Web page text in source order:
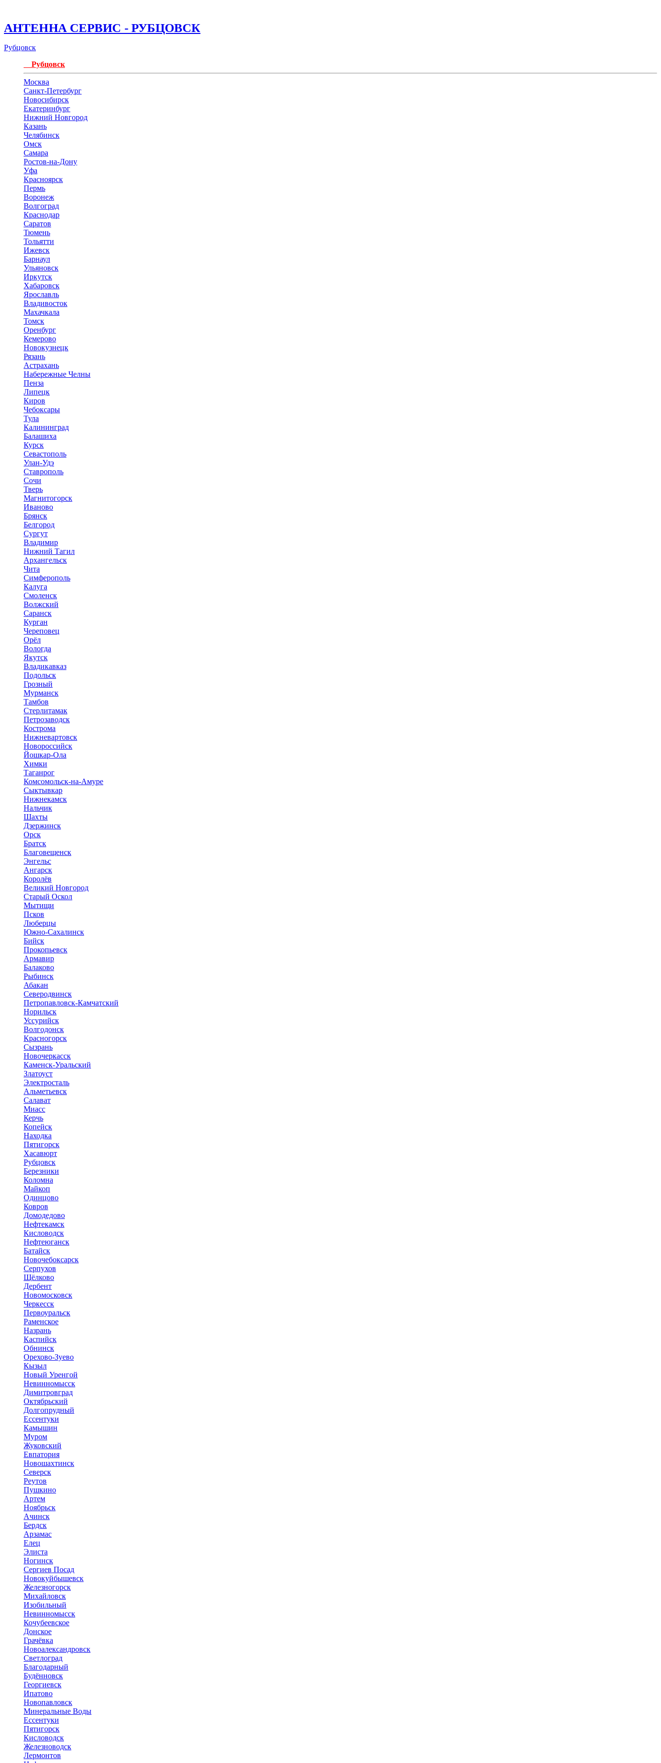
АНТЕННА СЕРВИС - РУБЦОВСК
Рубцовск
Рубцовск
Москва
Санкт-Петербург
Новосибирск
Екатеринбург
Нижний Новгород
Казань
Челябинск
Омск
Самара
Ростов-на-Дону
Уфа
Красноярск
Пермь
Воронеж
Волгоград
Краснодар
Саратов
Тюмень
Тольятти
Ижевск
Барнаул
Ульяновск
Иркутск
Хабаровск
Ярославль
Владивосток
Махачкала
Томск
Оренбург
Кемерово
Новокузнецк
Рязань
Астрахань
Набережные Челны
Пенза
Липецк
Киров
Чебоксары
Тула
Калининград
Балашиха
Курск
Севастополь
Улан-Удэ
Ставрополь
Сочи
Тверь
Магнитогорск
Иваново
Брянск
Белгород
Сургут
Владимир
Нижний Тагил
Архангельск
Чита
Симферополь
Калуга
Смоленск
Волжский
Саранск
Курган
Череповец
Орёл
Вологда
Якутск
Владикавказ
Подольск
Грозный
Мурманск
Тамбов
Стерлитамак
Петрозаводск
Кострома
Нижневартовск
Новороссийск
Йошкар-Ола
Химки
Таганрог
Комсомольск-на-Амуре
Сыктывкар
Нижнекамск
Нальчик
Шахты
Дзержинск
Орск
Братск
Благовещенск
Энгельс
Ангарск
Королёв
Великий Новгород
Старый Оскол
Мытищи
Псков
Люберцы
Южно-Сахалинск
Бийск
Прокопьевск
Армавир
Балаково
Рыбинск
Абакан
Северодвинск
Петропавловск-Камчатский
Норильск
Уссурийск
Волгодонск
Красногорск
Сызрань
Новочеркасск
Каменск-Уральский
Златоуст
Электросталь
Альметьевск
Салават
Миасс
Керчь
Копейск
Находка
Пятигорск
Хасавюрт
Рубцовск
Березники
Коломна
Майкоп
Одинцово
Ковров
Домодедово
Нефтекамск
Кисловодск
Нефтеюганск
Батайск
Новочебоксарск
Серпухов
Щёлково
Дербент
Новомосковск
Черкесск
Первоуральск
Раменское
Назрань
Каспийск
Обнинск
Орехово-Зуево
Кызыл
Новый Уренгой
Невинномысск
Димитровград
Октябрьский
Долгопрудный
Ессентуки
Камышин
Муром
Жуковский
Евпатория
Новошахтинск
Северск
Реутов
Пушкино
Артем
Ноябрьск
Ачинск
Бердск
Арзамас
Елец
Элиста
Ногинск
Сергиев Посад
Новокуйбышевск
Железногорск
Михайловск
Изобильный
Невинномысск
Кочубеевское
Донское
Грачёвка
Новоалександровск
Светлоград
Благодарный
Будённовск
Георгиевск
Ипатово
Новопавловск
Минеральные Воды
Ессентуки
Пятигорск
Кисловодск
Железноводск
Лермонтов